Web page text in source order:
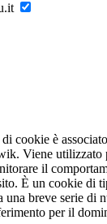
cookie è
Viene utilizzato
il
È un cookie di
breve serie di
per il